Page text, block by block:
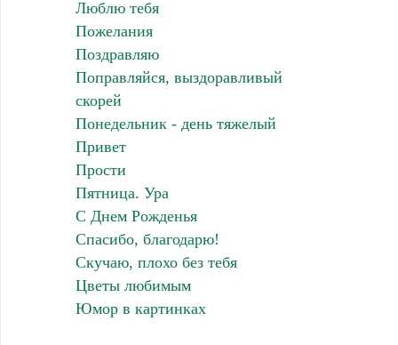
Люблю тебя
Пожелания
Поздравляю
Поправляйся, выздоравливый
скорей
Понедельник - день тяжелый
Привет
Прости
Пятница. Ура
С Днем Рожденья
Спасибо, благодарю!
Скучаю, плохо без тебя
Цветы любимым
Юмор в картинках